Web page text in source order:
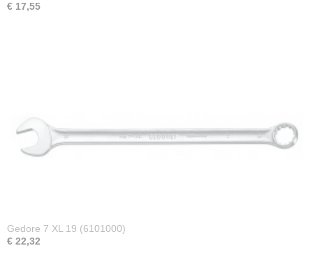
€ 17,55
Gedore 7 XL 19 (6101000)
€ 22,32